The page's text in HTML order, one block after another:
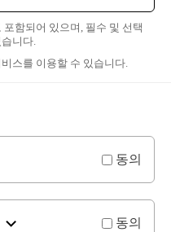
함되어 있으며, 필수 및 선택
니다.
스를 이용할 수 있습니다.
동의
동의